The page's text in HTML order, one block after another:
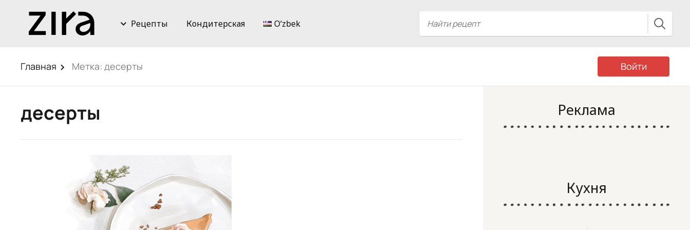
Рецепты Кондитерская Oʻzbek
Главная Метка: десерты Войти
десерты Реклама
Кухня